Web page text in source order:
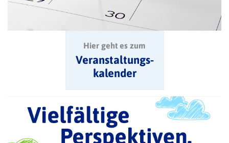
Hier geht es zum
Veranstaltungs-
kalender